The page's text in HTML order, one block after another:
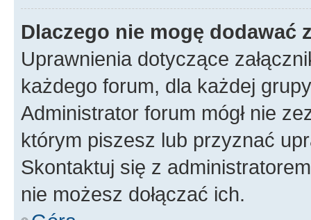
Dlaczego nie mogę dodawać
Uprawnienia dotyczące
każdego forum, dla każdej
Administrator forum mógł nie
którym piszesz lub przyznać
Skontaktuj się z
nie możesz dołączać ich.